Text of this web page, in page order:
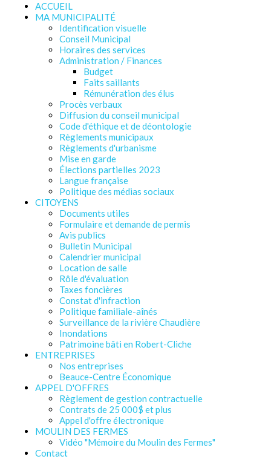
ACCUEIL
MA MUNICIPALITÉ
Identification visuelle
Conseil Municipal
Horaires des services
Administration / Finances
Budget
Faits saillants
Rémunération des élus
Procès verbaux
Diffusion du conseil municipal
Code d'éthique et de déontologie
Règlements municipaux
Règlements d'urbanisme
Mise en garde
Élections partielles 2023
Langue française
Politique des médias sociaux
CITOYENS
Documents utiles
Formulaire et demande de permis
Avis publics
Bulletin Municipal
Calendrier municipal
Location de salle
Rôle d'évaluation
Taxes foncières
Constat d'infraction
Politique familiale-aînés
Surveillance de la rivière Chaudière
Inondations
Patrimoine bâti en Robert-Cliche
ENTREPRISES
Nos entreprises
Beauce-Centre Économique
APPEL D'OFFRES
Règlement de gestion contractuelle
Contrats de 25 000$ et plus
Appel d'offre électronique
MOULIN DES FERMES
Vidéo "Mémoire du Moulin des Fermes"
Contact